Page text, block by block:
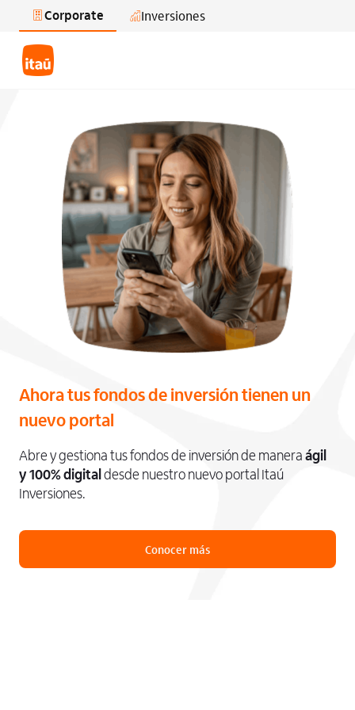
Saltar al contenido principal
Corporate Inversiones
Ahora tus fondos de inversión tienen un
nuevo portal
Abre y gestiona tus fondos de inversión de manera ágil
y 100% digitaldesde nuestro nuevo portal Itaú
Inversiones.
Conocer más